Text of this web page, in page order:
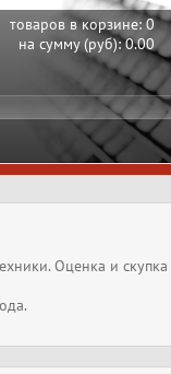
товаров в корзине:0
на сумму (руб):0.00
Оценка и